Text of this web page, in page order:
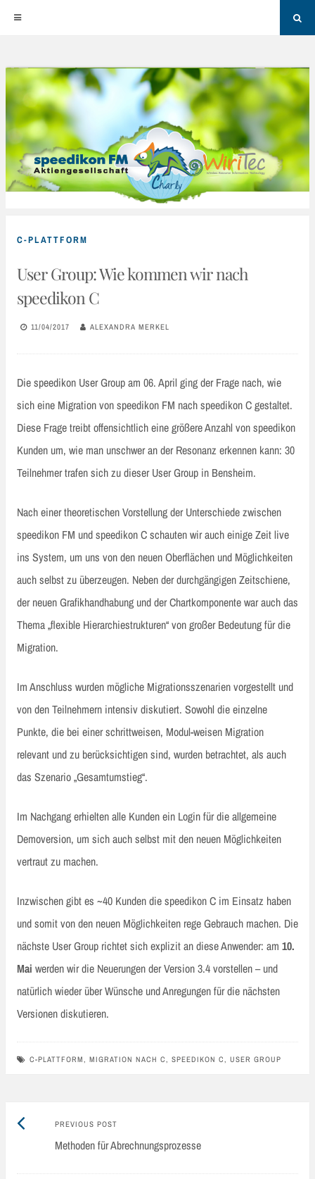
content
C-PLATTFORM
User Group: Wie kommen wir nach
speedikon C
11/04/2017 ALEXANDRA MERKEL
Die speedikon User Group am 06. April ging der Frage nach, wie
sich eine Migration von speedikon FM nach speedikon C gestaltet.
Diese Frage treibt offensichtlich eine größere Anzahl von speedikon
Kunden um, wie man unschwer an der Resonanz erkennen kann: 30
Teilnehmer trafen sich zu dieser User Group in Bensheim.
Nach einer theoretischen Vorstellung der Unterschiede zwischen
speedikon FM und speedikon C schauten wir auch einige Zeit live
ins System, um uns von den neuen Oberflächen und Möglichkeiten
auch selbst zu überzeugen. Neben der durchgängigen Zeitschiene,
der neuen Grafikhandhabung und der Chartkomponente war auch das
Thema „flexible Hierarchiestrukturen“ von großer Bedeutung für die
Migration.
Im Anschluss wurden mögliche Migrationsszenarien vorgestellt und
von den Teilnehmern intensiv diskutiert. Sowohl die einzelne
Punkte, die bei einer schrittweisen, Modul-weisen Migration
relevant und zu berücksichtigen sind, wurden betrachtet, als auch
das Szenario „Gesamtumstieg“.
Im Nachgang erhielten alle Kunden ein Login für die allgemeine
Demoversion, um sich auch selbst mit den neuen Möglichkeiten
vertraut zu machen.
Inzwischen gibt es ~40 Kunden die speedikon C im Einsatz haben
und somit von den neuen Möglichkeiten rege Gebrauch machen. Die
nächste User Group richtet sich explizit an diese Anwender: am 10.
Mai werden wir die Neuerungen der Version 3.4 vorstellen – und
natürlich wieder über Wünsche und Anregungen für die nächsten
Versionen diskutieren.
C-PLATTFORM, MIGRATION NACH C, SPEEDIKON C, USER GROUP
Post
navigation
PREVIOUS POSTPrevious
post:
Methoden für Abrechnungsprozesse